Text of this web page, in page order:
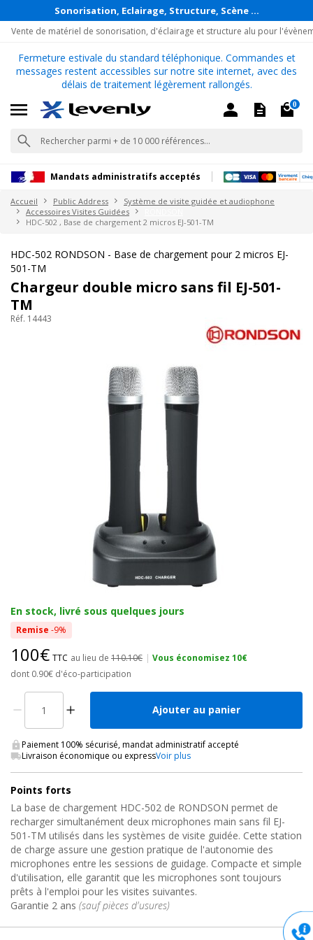
Sonorisation, Eclairage, Structure, Scène ...
Vente de matériel de sonorisation, d'éclairage et structure alu pour
Fermeture estivale du standard téléphonique. Commandes et
messages restent accessibles sur notre site internet, avec des
délais de traitement légèrement rallongés.
0
Mandats administratifs acceptés
Accueil Public Address
Système de visite guidée et audiophone
Accessoires Visites Guidées
HDC-502 , Base de chargement 2 micros EJ-501-TM
HDC-502 RONDSON - Base de chargement pour 2 micros EJ-
501-TM
Chargeur double micro sans fil EJ-501-
TM
Réf. 14443
En stock, livré sous quelques jours
Remise -9%
100€ TTC au lieu de 110.10€ | Vous économisez 10€
dont 0.90€ d'éco-participation
Ajouter au panier
Paiement 100% sécurisé, mandat administratif accepté
Livraison économique ou expressVoir plus
Points forts
La base de chargement HDC-502 de RONDSON permet de
recharger simultanément deux microphones main sans fil EJ-
501-TM utilisés dans les systèmes de visite guidée. Cette station
de charge assure une gestion pratique de l'autonomie des
microphones entre les sessions de guidage. Compacte et simple
d'utilisation, elle garantit que les microphones sont toujours
prêts à l'emploi pour les visites suivantes.
Garantie 2 ans (sauf pièces d'usures)